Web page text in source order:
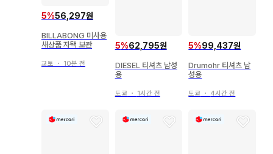
5%56,297원
BILLABONG 미사용
새상품 자택 보관
교토 ・ 10분 전
5%62,795원
DIESEL 티셔츠 남성
용
도쿄 ・ 1시간 전
5%99,437원
Drumohr 티셔츠 남
성용
도쿄 ・ 4시간 전